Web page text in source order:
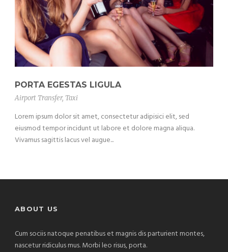
PORTA EGESTAS LIGULA
Airport Transfer, Taxi
Lorem ipsum dolor sit amet, consectetur adipisici elit, sed
eiusmod tempor incidunt ut labore et dolore magna aliqua.
Vivamus sagittis lacus vel augue...
ABOUT US
Cum sociis natoque penatibus et magnis dis parturient montes,
nascetur ridiculus mus. Morbi leo risus, porta.